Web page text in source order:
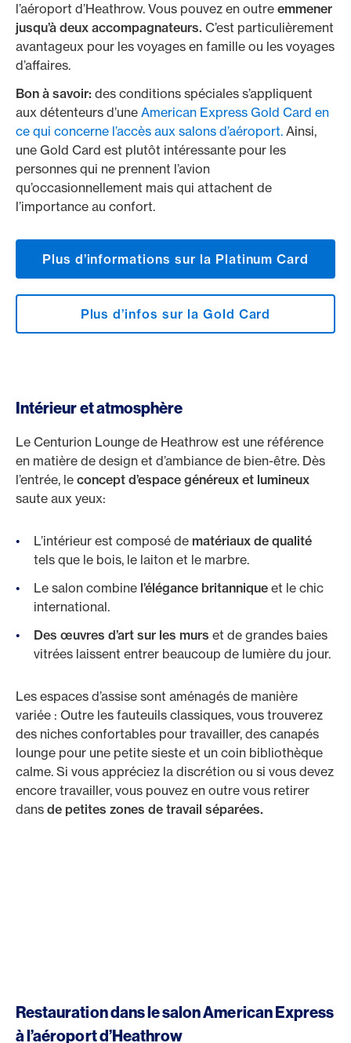
l’aéroport d’Heathrow. Vous pouvez en outre emmener
jusqu’à deux accompagnateurs. C’est particulièrement
avantageux pour les voyages en famille ou les voyages
d’affaires.
Bon à savoir: des conditions spéciales s’appliquent
aux détenteurs d’une American Express Gold Card en
ce qui concerne l’accès aux salons d’aéroport. Ainsi,
une Gold Card est plutôt intéressante pour les
personnes qui ne prennent l’avion
qu’occasionnellement mais qui attachent de
l’importance au confort.
Plus d’informations sur la Platinum Card
Plus d’infos sur la Gold Card
Intérieur et atmosphère
Le Centurion Lounge de Heathrow est une référence
en matière de design et d’ambiance de bien-être. Dès
l’entrée, le concept d’espace généreux et lumineux
saute aux yeux:
L’intérieur est composé de matériaux de qualité
tels que le bois, le laiton et le marbre.
Le salon combine l’élégance britannique et le chic
international.
Des œuvres d’art sur les murs et de grandes baies
vitrées laissent entrer beaucoup de lumière du jour.
Les espaces d’assise sont aménagés de manière
variée : Outre les fauteuils classiques, vous trouverez
des niches confortables pour travailler, des canapés
lounge pour une petite sieste et un coin bibliothèque
calme. Si vous appréciez la discrétion ou si vous devez
encore travailler, vous pouvez en outre vous retirer
dans de petites zones de travail séparées.
Restauration dans le salon American Express
à l’aéroport d’Heathrow